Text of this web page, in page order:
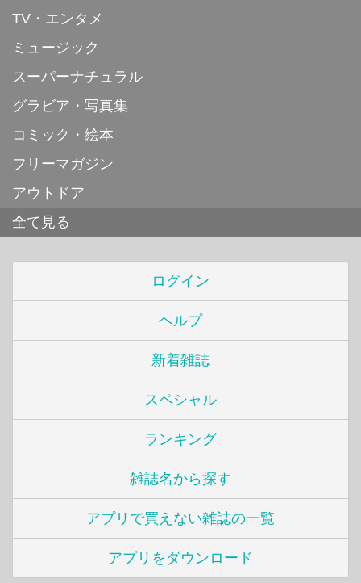
TV・エンタメ
ミュージック
スーパーナチュラル
グラビア・写真集
コミック・絵本
フリーマガジン
アウトドア
全て見る
ログイン
ヘルプ
新着雑誌
スペシャル
ランキング
雑誌名から探す
アプリで買えない雑誌の一覧
アプリをダウンロード